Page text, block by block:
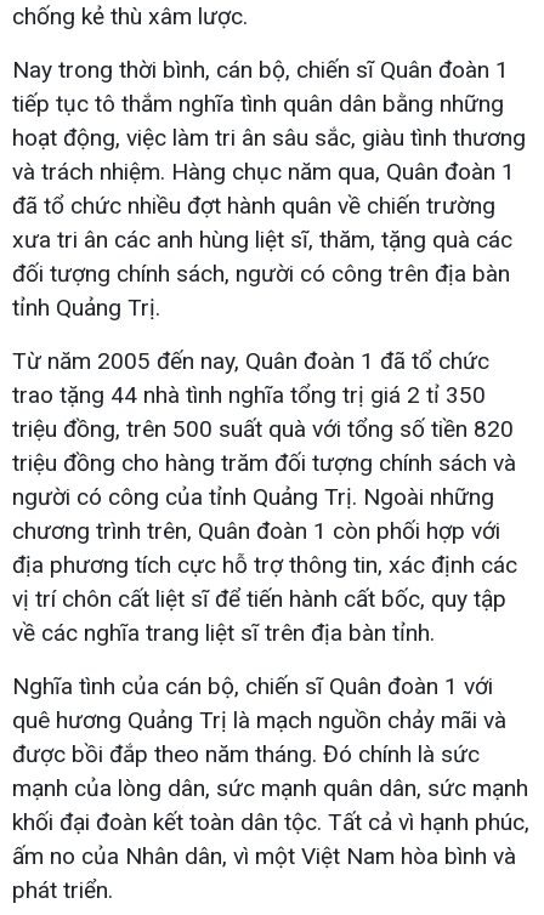
chống kẻ thù xâm lược.
Nay trong thời bình, cán bộ, chiến sĩ Quân đoàn 1
tiếp tục tô thắm nghĩa tình quân dân bằng những
hoạt động, việc làm tri ân sâu sắc, giàu tình thương
và trách nhiệm. Hàng chục năm qua, Quân đoàn 1
đã tổ chức nhiều đợt hành quân về chiến trường
xưa tri ân các anh hùng liệt sĩ, thăm, tặng quà các
đối tượng chính sách, người có công trên địa bàn
tỉnh Quảng Trị.
Từ năm 2005 đến nay, Quân đoàn 1 đã tổ chức
trao tặng 44 nhà tình nghĩa tổng trị giá 2 tỉ 350
triệu đồng, trên 500 suất quà với tổng số tiền 820
triệu đồng cho hàng trăm đối tượng chính sách và
người có công của tỉnh Quảng Trị. Ngoài những
chương trình trên, Quân đoàn 1 còn phối hợp với
địa phương tích cực hỗ trợ thông tin, xác định các
vị trí chôn cất liệt sĩ để tiến hành cất bốc, quy tập
về các nghĩa trang liệt sĩ trên địa bàn tỉnh.
Nghĩa tình của cán bộ, chiến sĩ Quân đoàn 1 với
quê hương Quảng Trị là mạch nguồn chảy mãi và
được bồi đắp theo năm tháng. Đó chính là sức
mạnh của lòng dân, sức mạnh quân dân, sức mạnh
khối đại đoàn kết toàn dân tộc. Tất cả vì hạnh phúc,
ấm no của Nhân dân, vì một Việt Nam hòa bình và
phát triển.